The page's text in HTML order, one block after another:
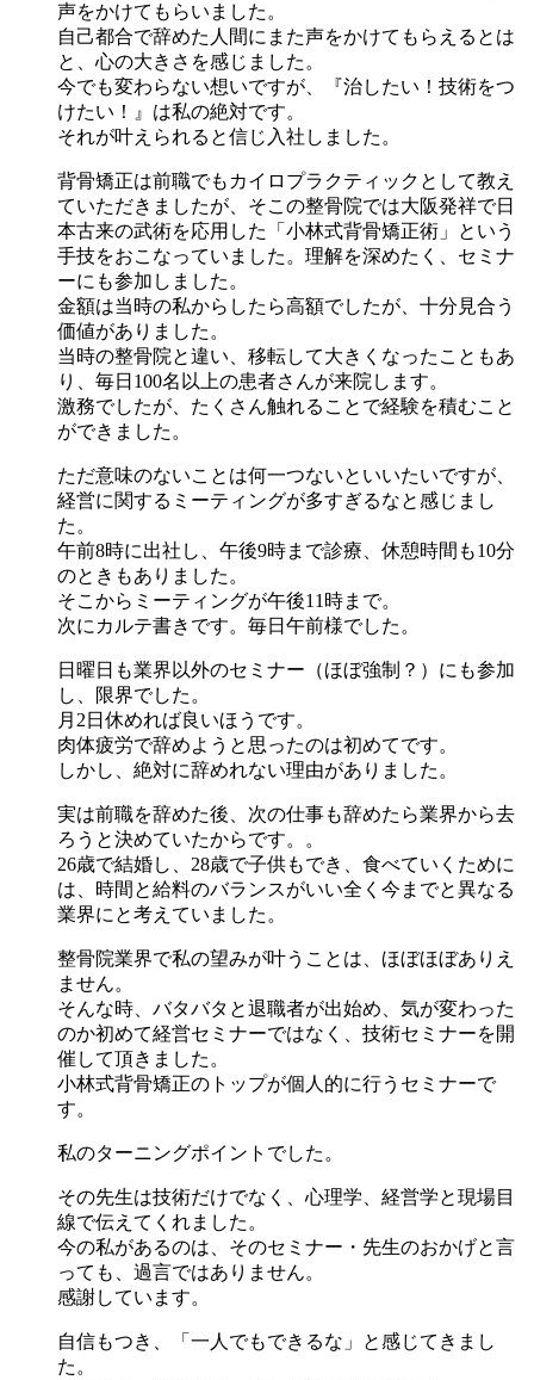
声をかけてもらいました。
自己都合で辞めた人間にまた声をかけてもらえるとは
と、心の大きさを感じました。
今でも変わらない想いですが、『治したい！技術をつ
けたい！』は私の絶対です。
それが叶えられると信じ入社しました。
背骨矯正は前職でもカイロプラクティックとして教え
ていただきましたが、そこの整骨院では大阪発祥で日
本古来の武術を応用した「小林式背骨矯正術」という
手技をおこなっていました。理解を深めたく、セミナ
ーにも参加しました。
金額は当時の私からしたら高額でしたが、十分見合う
価値がありました。
当時の整骨院と違い、移転して大きくなったこともあ
り、毎日100名以上の患者さんが来院します。
激務でしたが、たくさん触れることで経験を積むこと
ができました。
ただ意味のないことは何一つないといいたいですが、
経営に関するミーティングが多すぎるなと感じまし
た。
午前8時に出社し、午後9時まで診療、休憩時間も10分
のときもありました。
そこからミーティングが午後11時まで。
次にカルテ書きです。毎日午前様でした。
日曜日も業界以外のセミナー（ほぼ強制？）にも参加
し、限界でした。
月2日休めれば良いほうです。
肉体疲労で辞めようと思ったのは初めてです。
しかし、絶対に辞めれない理由がありました。
実は前職を辞めた後、次の仕事も辞めたら業界から去
ろうと決めていたからです。。
26歳で結婚し、28歳で子供もでき、食べていくために
は、時間と給料のバランスがいい全く今までと異なる
業界にと考えていました。
整骨院業界で私の望みが叶うことは、ほぼほぼありえ
ません。
そんな時、バタバタと退職者が出始め、気が変わった
のか初めて経営セミナーではなく、技術セミナーを開
催して頂きました。
小林式背骨矯正のトップが個人的に行うセミナーで
す。
私のターニングポイントでした。
その先生は技術だけでなく、心理学、経営学と現場目
線で伝えてくれました。
今の私があるのは、そのセミナー・先生のおかげと言
っても、過言ではありません。
感謝しています。
自信もつき、「一人でもできるな」と感じてきまし
た。